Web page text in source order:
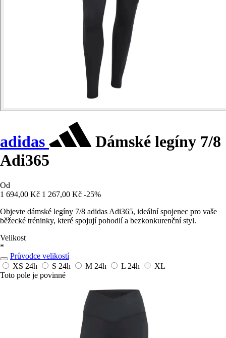
adidas
Dámské legíny 7/8
Adi365
Od
1 694,00 Kč 1 267,00 Kč -25%
Objevte dámské legíny 7/8 adidas Adi365, ideální spojenec pro vaše
běžecké tréninky, které spojují pohodlí a bezkonkurenční styl.
Velikost
*
Průvodce velikostí
XS 24h S 24h M 24h L 24h
XL
Toto pole je povinné